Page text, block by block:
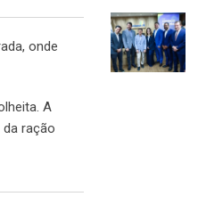
onde
A
ração